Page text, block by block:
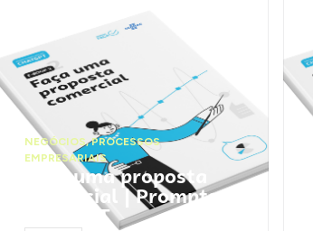
NEGÓCIOS,PROCESSOS
EMPRESARIAIS
Faça uma proposta
comercial | Prompts
ChatGPT